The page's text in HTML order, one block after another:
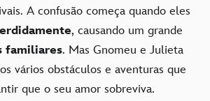
A confusão começa quando eles
, causando um grande
familiares. Mas Gnomeu e Julieta
vários obstáculos e aventuras que
que o seu amor sobreviva.